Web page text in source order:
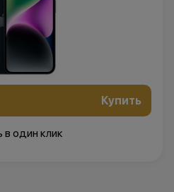
Купить
в один клик